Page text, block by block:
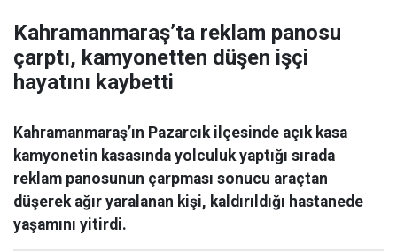
Kahramanmaraş’ta reklam panosu
çarptı, kamyonetten düşen işçi
hayatını kaybetti
Kahramanmaraş’ın Pazarcık ilçesinde açık kasa
kamyonetin kasasında yolculuk yaptığı sırada
reklam panosunun çarpması sonucu araçtan
düşerek ağır yaralanan kişi, kaldırıldığı hastanede
yaşamını yitirdi.